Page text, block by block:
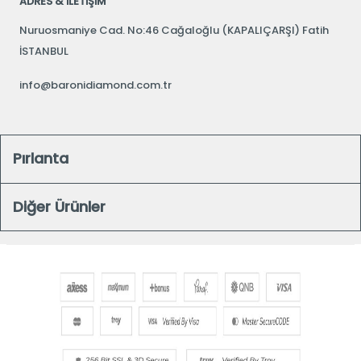
Nuruosmaniye Cad. No:46 Cağaloğlu (KAPALIÇARŞI) Fatih
İSTANBUL
info@baronidiamond.com.tr
Pırlanta
Diğer Ürünler